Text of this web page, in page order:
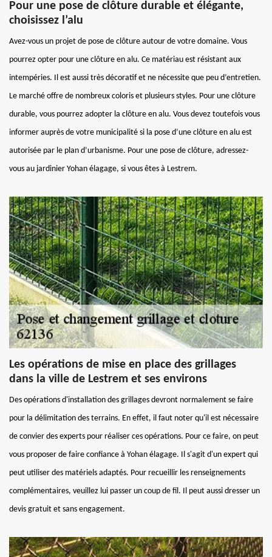
Pour une pose de clôture durable et élégante,
choisissez l’alu
Avez-vous un projet de pose de clôture autour de votre domaine. Vous
pourrez opter pour une clôture en alu. Ce matériau est résistant aux
intempéries. Il est aussi très décoratif et ne nécessite que peu d’entretien.
Le marché offre de nombreux coloris et plusieurs styles. Pour une clôture
durable, vous pourrez adopter la clôture en alu. Vous devez toutefois vous
informer auprès de votre municipalité si la pose d’une clôture en alu est
autorisée par le plan d’urbanisme. Pour une pose de clôture, adressez-
vous au jardinier Yohan élagage, si vous êtes à Lestrem.
Les opérations de mise en place des grillages
dans la ville de Lestrem et ses environs
Des opérations d'installation des grillages devront normalement se faire
pour la délimitation des terrains. En effet, il faut noter qu'il est nécessaire
de convier des experts pour réaliser ces opérations. Pour ce faire, on peut
vous proposer de faire confiance à Yohan élagage. Il s'agit d'un expert qui
peut utiliser des matériels adaptés. Pour recueillir les renseignements
complémentaires, veuillez lui passer un coup de fil. Il peut aussi dresser un
devis gratuit et sans engagement.